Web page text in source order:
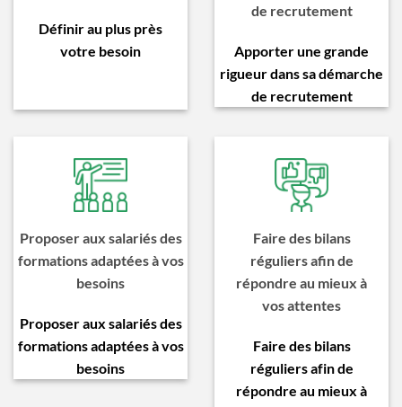
Définir au plus près
votre besoin
de recrutement
Apporter une grande
rigueur dans sa démarche
de recrutement
Proposer aux salariés des
formations adaptées à vos
besoins
Proposer aux salariés des
formations adaptées à vos
besoins
Faire des bilans
réguliers afin de
répondre au mieux à
vos attentes
Faire des bilans
réguliers afin de
répondre au mieux à